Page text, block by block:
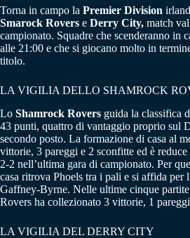
Torna in campo la Premier Division
Smarock Rovers e Derry City, match
campionato. Squadre che scenderanno in
alle 21:00 e che si giocano molto in
titolo.
LA VIGILIA DELLO SHAMROCK
Lo Shamrock Rovers guida la classifica
43 punti, quattro di vantaggio proprio sul
secondo posto. La formazione di casa al
vittorie, 3 pareggi e 2 sconfitte ed è
2-2 nell’ultima gara di campionato. Per
casa ritrova Phoels tra i pali e si affida per
Gaffney-Byrne. Nelle ultime cinque
Rovers ha collezionato 3 vittorie, 1
LA VIGILIA DEL DERRY CITY